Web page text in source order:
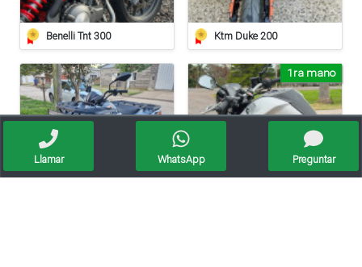
Benelli Tnt 300 Ktm Duke 200
1ra mano
Llamar WhatsApp Preguntar